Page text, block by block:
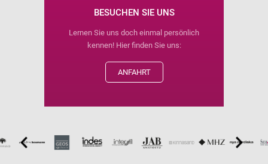
BESUCHEN SIE UNS
Lernen Sie uns doch einmal persönlich
kennen! Hier finden Sie uns:
ANFAHRT